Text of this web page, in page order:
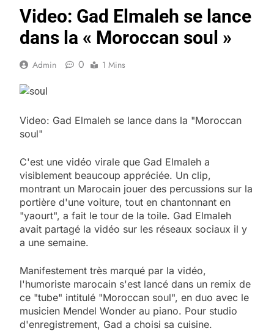
Video: Gad Elmaleh se lance
dans la « Moroccan soul »
Admin 0 1 Mins
Video: Gad Elmaleh se lance dans la "Moroccan
soul"
C'est une vidéo virale que Gad Elmaleh a
visiblement beaucoup appréciée. Un clip,
montrant un Marocain jouer des percussions sur la
portière d'une voiture, tout en chantonnant en
"yaourt", a fait le tour de la toile. Gad Elmaleh
avait partagé la vidéo sur les réseaux sociaux il y
a une semaine.
Manifestement très marqué par la vidéo,
l'humoriste marocain s'est lancé dans un remix de
ce "tube" intitulé "Moroccan soul", en duo avec le
musicien Mendel Wonder au piano. Pour studio
d'enregistrement, Gad a choisi sa cuisine.